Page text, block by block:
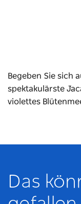
Begeben Sie sich
spektakulärste
violettes
Das